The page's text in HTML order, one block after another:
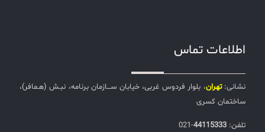
اطلاعات تماس
نشانی:تهران، بلوار فردوس غربی، خیابان ســـازمان برنامه، نبـش (هـمافر)،
ساختمان کسری
تلفن:‌ 44115333
-021